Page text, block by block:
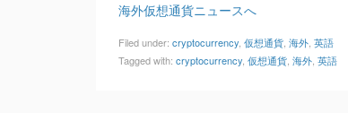
海外仮想通貨ニュースへ
Filed under: cryptocurrency 仮想通貨 海外 英語
Tagged with: cryptocurrency 仮想通貨 海外 英語